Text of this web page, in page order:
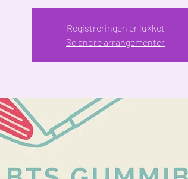
Registreringen er lukket
Se andre arrangementer